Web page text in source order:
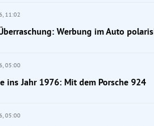
1976: Mit dem Porsche 924
11:02
Werbung im Auto
05:00
ins Jahr 1976: Mit dem Porsche 924
05:00